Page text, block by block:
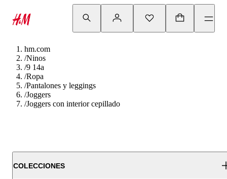
hm.com
/Ninos
/9 14a
/Ropa
/Pantalones y leggings
/Joggers
/Joggers con interior cepillado
COLECCIONES